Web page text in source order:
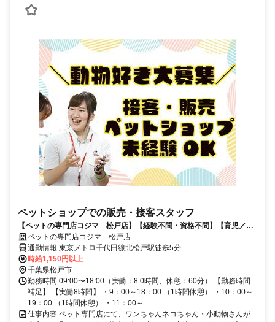
ペットショップでの販売・接客スタッフ
【ペットの専門店コジマ 松戸店】【経験不問・資格不問】【育児／家
事と両立するママさんパパさん活躍中 家庭都合休も相談OKです】
ペットの専門店コジマ 松戸店
通勤情報 東京メトロ千代田線北松戸駅徒歩5分
時給1,150円以上
千葉県松戸市
勤務時間 09:00〜18:00（実働：8.0時間、休憩：60分） 【勤務時間
補足】 【実働8時間】 ・9：00～18：00 （1時間休憩） ・10：00～
19：00 （1時間休憩） ・11：00～...
仕事内容 ペット専門店にて、ワンちゃんネコちゃん・小動物さんが